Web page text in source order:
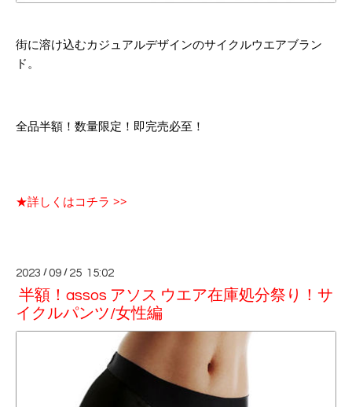
街に溶け込むカジュアルデザインのサイクルウエアブラン
ド。
全品半額！数量限定！即完売必至！
★詳しくはコチラ >>
2023 /09 / 25 15:02
半額！assos アソス ウエア在庫処分祭り！サ
イクルパンツ/女性編